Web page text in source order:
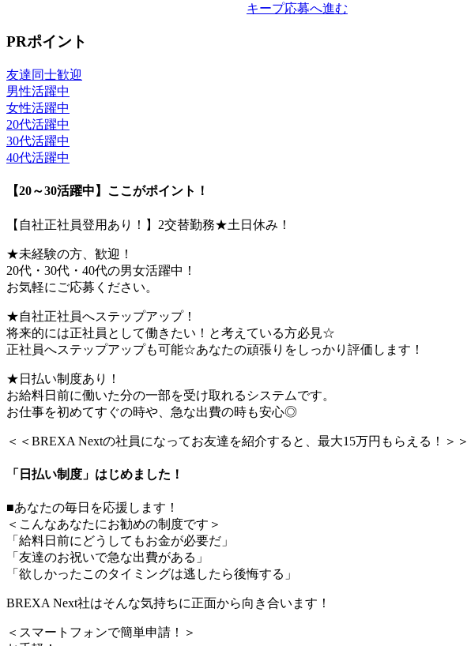
キープ応募へ進む
PRポイント
友達同士歓迎
男性活躍中
女性活躍中
20代活躍中
30代活躍中
40代活躍中
【20～30活躍中】ここがポイント！
【自社正社員登用あり！】2交替勤務★土日休み！
★未経験の方、歓迎！
20代・30代・40代の男女活躍中！
お気軽にご応募ください。
★自社正社員へステップアップ！
将来的には正社員として働きたい！と考えている方必見☆
正社員へステップアップも可能☆あなたの頑張りをしっかり評価します！
★日払い制度あり！
お給料日前に働いた分の一部を受け取れるシステムです。
お仕事を初めてすぐの時や、急な出費の時も安心◎
＜＜BREXA Nextの社員になってお友達を紹介すると、最大15万円もらえる！＞＞
「日払い制度」はじめました！
■あなたの毎日を応援します！
＜こんなあなたにお勧めの制度です＞
「給料日前にどうしてもお金が必要だ」
「友達のお祝いで急な出費がある」
「欲しかったこのタイミングは逃したら後悔する」
BREXA Next社はそんな気持ちに正面から向き合います！
＜スマートフォンで簡単申請！＞